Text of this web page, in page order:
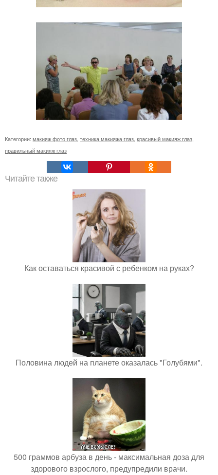
Категории: макияж фото глаз, техника макияжа глаз, красивый макияж глаз,
правильный макияж глаз
Читайте также
Как оставаться красивой с ребенком на руках?
Половина людей на планете оказалась "Голубями".
500 граммов арбуза в день - максимальная доза для
здорового взрослого, предупредили врачи.